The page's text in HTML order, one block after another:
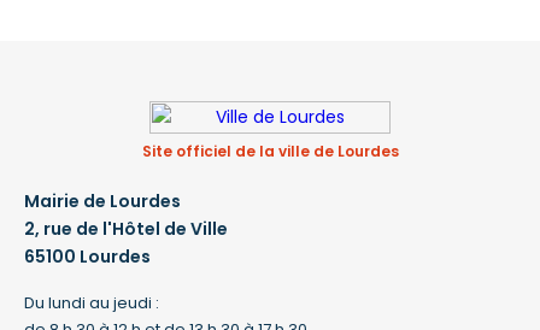
Site officiel de la ville de Lourdes
Mairie de Lourdes
2, rue de l'Hôtel de Ville
65100 Lourdes
Du lundi au jeudi :